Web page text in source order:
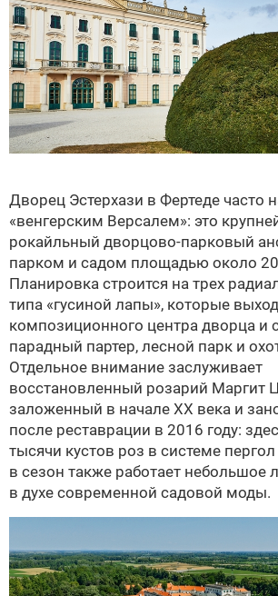
Дворец Эстерхази в Фертеде часто
«венгерским Версалем»: это
рокайльный дворцово-парковый
парком и садом площадью около
Планировка строится на трех
типа «гусиной лапы», которые
композиционного центра дворца и
парадный партер, лесной парк и
Отдельное внимание заслуживает
восстановленный розарий Маргит
заложенный в начале XX века и
после реставрации в 2016 году:
тысячи кустов роз в системе
в сезон также работает небольшое
в духе современной садовой моды.